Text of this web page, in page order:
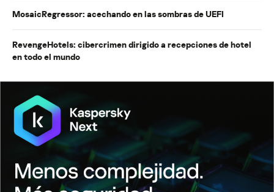
MosaicRegressor: acechando en las sombras de UEFI
RevengeHotels: cibercrimen dirigido a recepciones de hotel
en todo el mundo